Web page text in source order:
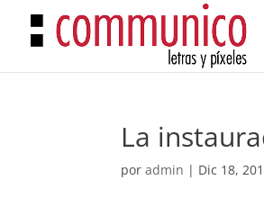
La
poradmin | Dic 18,